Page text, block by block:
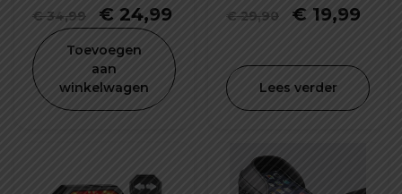
bike 5L waterdicht
en schokbestendig
€34,99
Oorspronkelijke
was:
€ 34,99.
€ 24,99 Huidige
is:
€ 24,99.
Toevoegen
aan
winkelwagen
je fiets tegen
€29,90
was:
€ 29,90.
€ 19,99
is:
€
Lees verder